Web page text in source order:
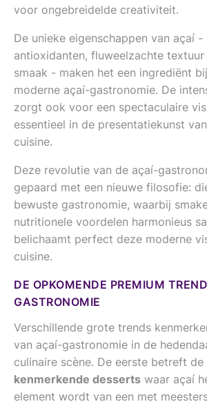
voor ongebreidelde creativiteit.
De unieke eigenschappen van açaí
antioxidanten, fluweelzachte
smaak - maken het een ingrediënt
moderne açaí-gastronomie. De
zorgt ook voor een spectaculaire
essentieel in de presentatiekunst
cuisine.
Deze revolutie van de açaí-
gepaard met een nieuwe filosofie:
bewuste gastronomie, waarbij
nutritionele voordelen harmonieus
belichaamt perfect deze moderne
cuisine.
DE OPKOMENDE PREMIUM
GASTRONOMIE
Verschillende grote trends
van açaí-gastronomie in de
culinaire scène. De eerste betreft
kenmerkende desserts waar açaí
element wordt van een met